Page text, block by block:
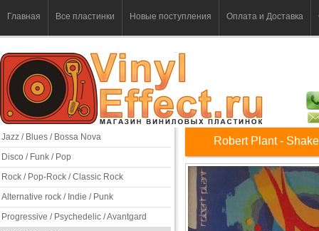
Главная Все пластинки Новые поступления Оплата и Доставка
Jazz / Blues / Bossa Nova
Disco / Funk / Pop
Rock / Pop-Rock / Classic Rock
Alternative rock / Indie / Punk
Progressive / Psychedelic / Avantgard
Robert Plant -